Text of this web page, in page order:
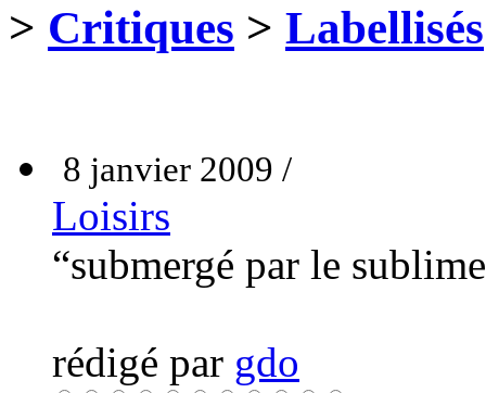
> Critiques > Labellisés
8 janvier 2009 /
Loisirs
“submergé par le
rédigé par gdo